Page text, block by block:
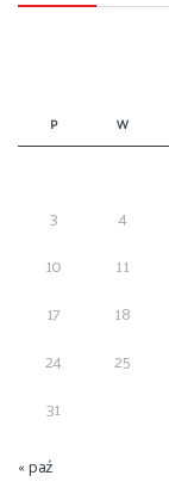
P W
3
4
10
11
17
18
24
25
31
« paź